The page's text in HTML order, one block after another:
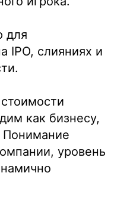
для
IPO, слияниях и
как бизнесу,
Понимание
уровень